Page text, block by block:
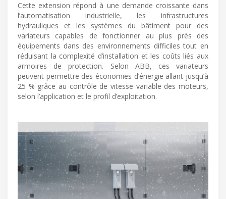
Cette extension répond à une demande croissante dans
l’automatisation industrielle, les infrastructures
hydrauliques et les systèmes du bâtiment pour des
variateurs capables de fonctionner au plus près des
équipements dans des environnements difficiles tout en
réduisant la complexité d’installation et les coûts liés aux
armoires de protection. Selon ABB, ces variateurs
peuvent permettre des économies d’énergie allant jusqu’à
25 % grâce au contrôle de vitesse variable des moteurs,
selon l’application et le profil d’exploitation.